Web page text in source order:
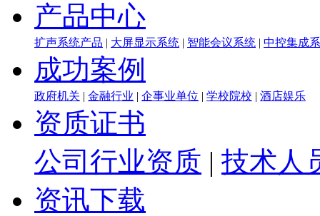
产品中心
扩声系统产品 | 大屏显示系统 | 智能会议系统 | 中控集成
成功案例
政府机关 | 金融行业 | 企事业单位 | 学校院校 | 酒店娱乐
资质证书
公司行业资质 | 技术人
资讯下载